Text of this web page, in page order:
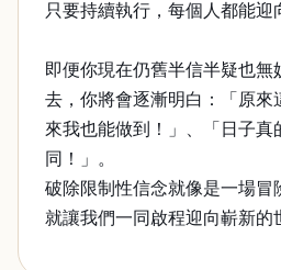
只要持續執行，每個人都能迎
即便你現在仍舊半信半疑也無
去，你將會逐漸明白：「原來
來我也能做到！」、「日子真
同！」。
破除限制性信念就像是一場冒
就讓我們一同啟程迎向嶄新的